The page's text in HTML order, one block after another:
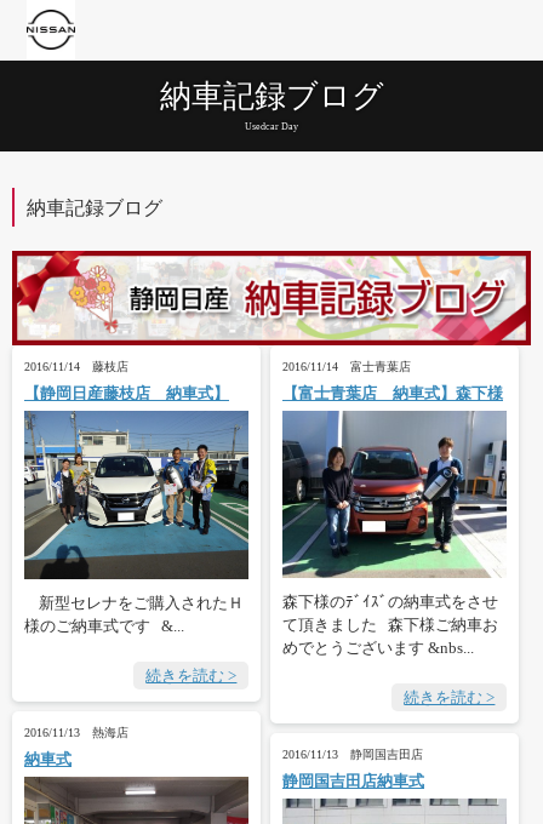
納車記録ブログ
Usedcar Day
納車記録ブログ
2016/11/14 藤枝店
【静岡日産藤枝店 納車式】
新型セレナをご購入されたＨ
様のご納車式です &...
続きを読む >
2016/11/14 富士青葉店
【富士青葉店 納車式】森下様
森下様のﾃﾞｲｽﾞの納車式をさせ
て頂きました 森下様ご納車お
めでとうございます &nbs...
続きを読む >
2016/11/13 熱海店
納車式 2016/11/13 静岡国吉田店
静岡国吉田店納車式